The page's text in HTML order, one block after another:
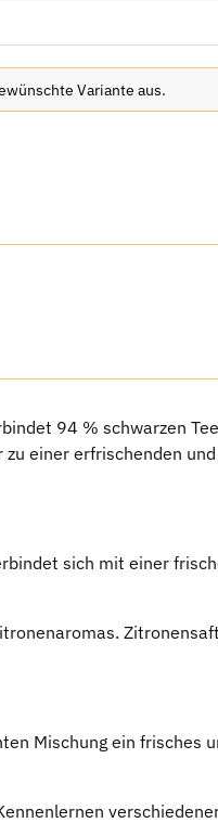
Variante aus.
94 % schwarzen
einer erfrischenden
sich mit einer
Mischung ein frisches